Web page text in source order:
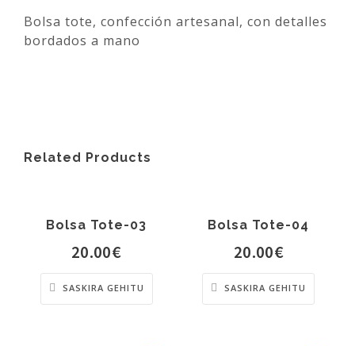
Bolsa tote, confección artesanal, con detalles
bordados a mano
Related Products
Bolsa Tote-03
20.00€
SASKIRA GEHITU
Bolsa Tote-04
20.00€
SASKIRA GEHITU